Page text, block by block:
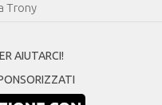
Trony
AIUTARCI!